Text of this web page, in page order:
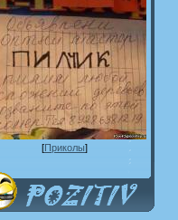
[Приколы]